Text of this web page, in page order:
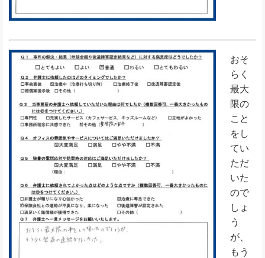
おそ
らく
最大
限の
こと
をし
てい
ただ
いた
ので
しょ
う
が、
もう